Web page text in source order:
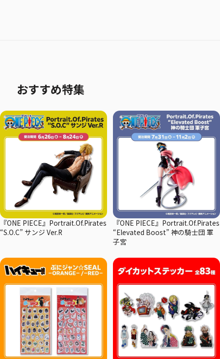
おすすめ特集
『ONE PIECE』Portrait.Of.Pirates
“S.O.C” サンジ Ver.R
『ONE PIECE』Portrait.Of.Pirates
“Elevated Boost” 神の騎士団 軍
子宮